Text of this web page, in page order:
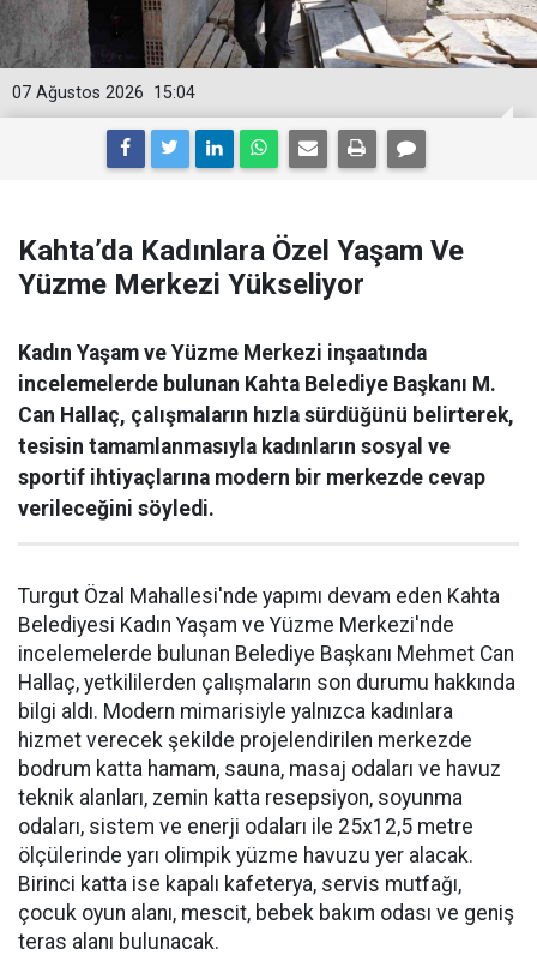
15:04
07 Ağustos 2026
Kahta’da Kadınlara Özel Yaşam Ve
Yüzme Merkezi Yükseliyor
Kadın Yaşam ve Yüzme Merkezi inşaatında
incelemelerde bulunan Kahta Belediye Başkanı M.
Can Hallaç, çalışmaların hızla sürdüğünü belirterek,
tesisin tamamlanmasıyla kadınların sosyal ve
sportif ihtiyaçlarına modern bir merkezde cevap
verileceğini söyledi.
Turgut Özal Mahallesi'nde yapımı devam eden Kahta
Belediyesi Kadın Yaşam ve Yüzme Merkezi'nde
incelemelerde bulunan Belediye Başkanı Mehmet Can
Hallaç, yetkililerden çalışmaların son durumu hakkında
bilgi aldı. Modern mimarisiyle yalnızca kadınlara
hizmet verecek şekilde projelendirilen merkezde
bodrum katta hamam, sauna, masaj odaları ve havuz
teknik alanları, zemin katta resepsiyon, soyunma
odaları, sistem ve enerji odaları ile 25x12,5 metre
ölçülerinde yarı olimpik yüzme havuzu yer alacak.
Birinci katta ise kapalı kafeterya, servis mutfağı,
çocuk oyun alanı, mescit, bebek bakım odası ve geniş
teras alanı bulunacak.